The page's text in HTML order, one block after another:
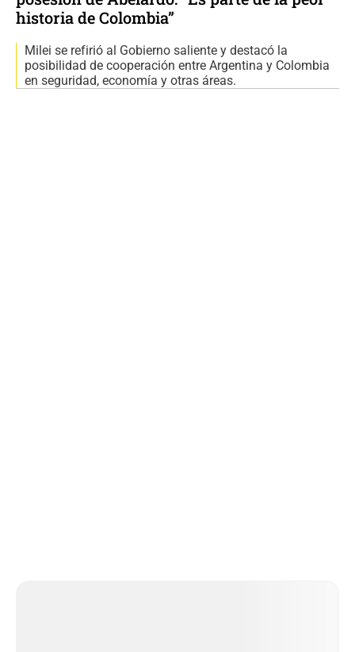
historia de Colombia”
Milei se refirió al Gobierno saliente y destacó la
posibilidad de cooperación entre Argentina y Colombia
en seguridad, economía y otras áreas.